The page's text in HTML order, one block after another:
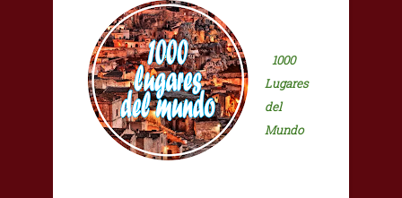
1000
Lugares
del
Mundo